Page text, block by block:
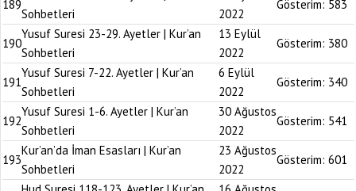
189
Sohbetleri
2022
Gösterim: 583
190
Yusuf Suresi 23-29. Ayetler | Kur’an
Sohbetleri
13 Eylül
2022
Gösterim: 380
191
Yusuf Suresi 7-22. Ayetler | Kur’an
Sohbetleri
6 Eylül
2022
Gösterim: 340
192
Yusuf Suresi 1-6. Ayetler | Kur’an
Sohbetleri
30 Ağustos
2022
Gösterim: 541
193
Kur’an’da İman Esasları | Kur’an
Sohbetleri
23 Ağustos
2022
Gösterim: 601